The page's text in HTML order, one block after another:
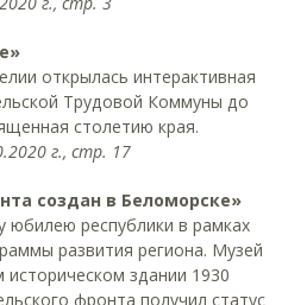
открылась интерактивная
Трудовой Коммуны до
столетию края.
г., стр. 17
создан в Беломорске»
юбилею республики в рамках
развития региона. Музей
здании 1930
фронта получил статус